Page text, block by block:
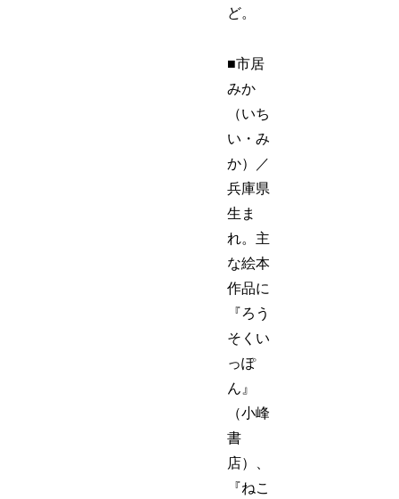
ど。
■市居
みか
（いち
い・み
か）／
兵庫県
生ま
れ。主
な絵本
作品に
『ろう
そくい
っぽ
ん』
（小峰
書
店）、
『ねこ